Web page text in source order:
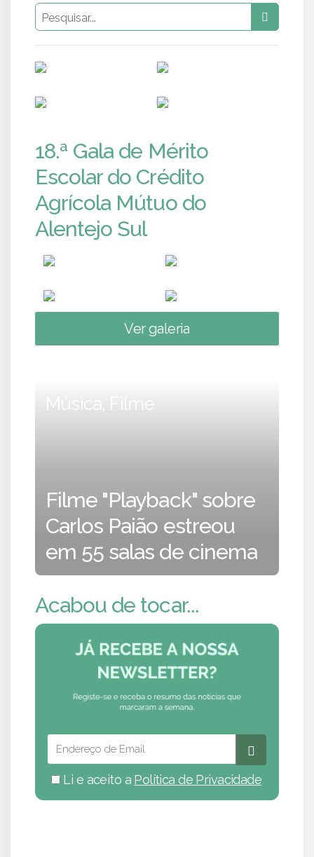
18.ª Gala de Mérito
Escolar do Crédito
Agrícola Mútuo do
Alentejo Sul
Ver galeria
Música, Filme
Filme "Playback" sobre
Carlos Paião estreou
em 55 salas de cinema
Acabou de tocar...
Li e aceito a Política de Privacidade